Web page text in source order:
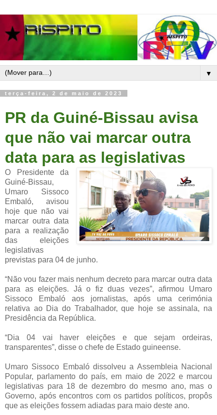
▼
terça-feira, 2 de maio de 2023
PR da Guiné-Bissau avisa
que não vai marcar outra
data para as legislativas
O Presidente da
Guiné-Bissau,
Umaro Sissoco
Embaló, avisou
hoje que não vai
marcar outra data
para a realização
das eleições
legislativas
previstas para 04 de junho.
“Não vou fazer mais nenhum decreto para marcar outra data
para as eleições. Já o fiz duas vezes”, afirmou Umaro
Sissoco Embaló aos jornalistas, após uma cerimónia
relativa ao Dia do Trabalhador, que hoje se assinala, na
Presidência da República.
“Dia 04 vai haver eleições e que sejam ordeiras,
transparentes”, disse o chefe de Estado guineense.
Umaro Sissoco Embaló dissolveu a Assembleia Nacional
Popular, parlamento do país, em maio de 2022 e marcou
legislativas para 18 de dezembro do mesmo ano, mas o
Governo, após encontros com os partidos políticos, propôs
que as eleições fossem adiadas para maio deste ano.